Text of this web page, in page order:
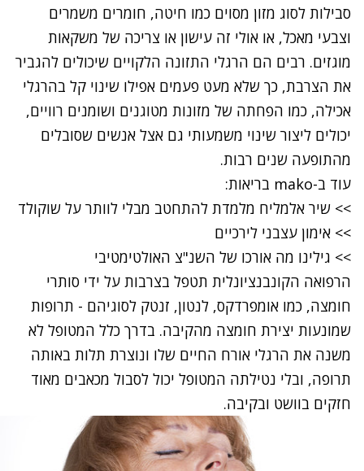
סבילות לסוג מזון מסוים כמו חיטה, חומרים משמרים
וצבעי מאכל, או אולי זה עישון או צריכה של משקאות
מוגזים. רבים הם הרגלי התזונה הלקויים שיכולים להגביר
את הצרבת, כך שלא מעט פעמים אפילו שינוי קל בהרגלי
אכילה, כמו הפחתה של מזונות מטוגנים ושומנים רוויים,
יכולים ליצור שינוי משמעותי גם אצל אנשים שסובלים
מהתופעה שנים רבות.
עוד ב-mako בריאות
:
>> שיר אלמליח מלמדת להתחטב מבלי לוותר על שוקולד
>> אימון עצבני לירכיים
>> גילינו מה אורכו של השנ"צ האולטימטיבי
הרפואה הקונבנציונלית תטפל בצרבות על ידי סותרי
חומצה, כמו אומפרדקס, לנטון, זנטק לסוגיהם - תרופות
שמונעות יצירת חומצה מהקיבה. בדרך כלל המטופל לא
משנה את הרגלי אורח החיים שלו ונוצרת תלות באותה
תרופה, ובלי נטילתה המטופל יכול לסבול מכאבים מאוד
חזקים בוושט ובקיבה.